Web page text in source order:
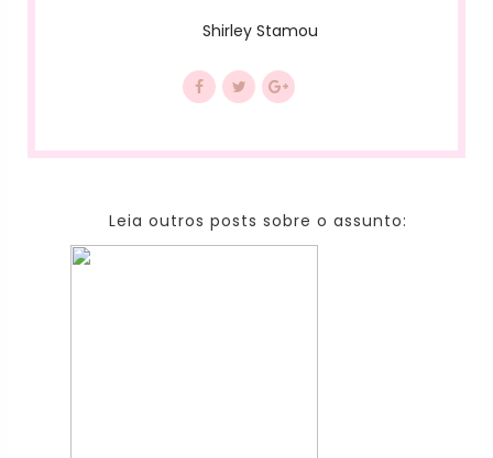
Shirley Stamou
Leia outros posts sobre o assunto: